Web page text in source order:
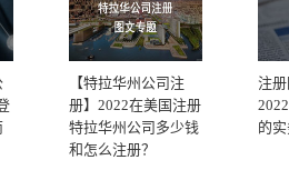
【特拉华州公司注
册】2022在美国注册
特拉华州公司多少钱
和怎么注册？
注
的